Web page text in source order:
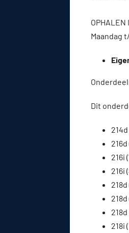
OPHALEN
Maandag
Dit
216i
216i
218i